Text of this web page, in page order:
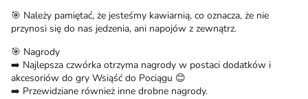
🎯 Należy pamiętać, że jesteśmy kawiarnią, co oznacza, że nie
przynosi się do nas jedzenia, ani napojów z zewnątrz.
🎯 Nagrody
➡️ Najlepsza czwórka otrzyma nagrody w postaci dodatków i
akcesoriów do gry Wsiąść do Pociągu 😊
➡️ Przewidziane również inne drobne nagrody.